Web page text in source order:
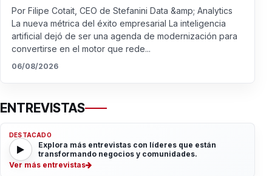
Por Filipe Cotait, CEO de Stefanini Data &amp; Analytics
La nueva métrica del éxito empresarial La inteligencia
artificial dejó de ser una agenda de modernización para
convertirse en el motor que rede...
06/08/2026
ENTREVISTAS
DESTACADO
Explora más entrevistas con líderes que están
transformando negocios y comunidades.
Ver más entrevistas